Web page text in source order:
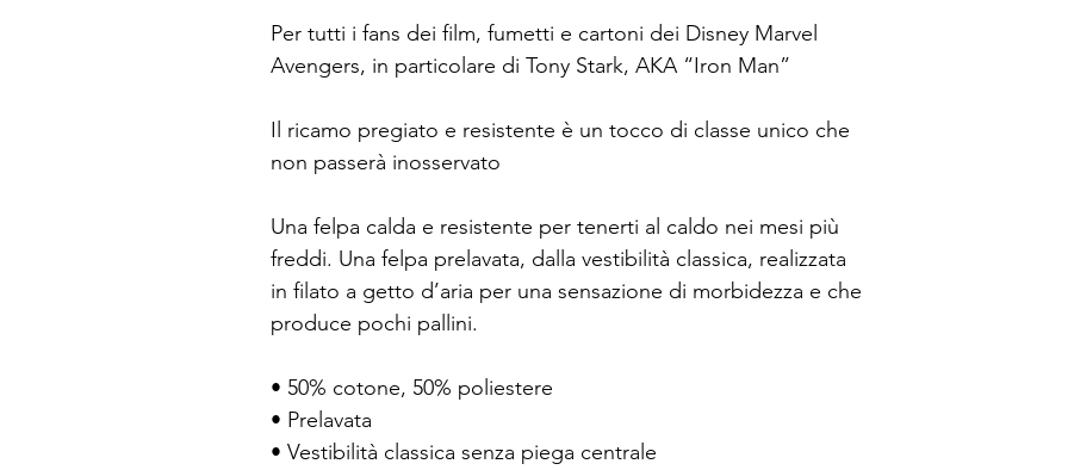
Per tutti i fans dei film, fumetti e cartoni dei Disney Marvel
Avengers, in particolare di Tony Stark, AKA “Iron Man”
Il ricamo pregiato e resistente è un tocco di classe unico che
non passerà inosservato
Una felpa calda e resistente per tenerti al caldo nei mesi più
freddi. Una felpa prelavata, dalla vestibilità classica, realizzata
in filato a getto d’aria per una sensazione di morbidezza e che
produce pochi pallini.
• 50% cotone, 50% poliestere
• Prelavata
• Vestibilità classica senza piega centrale